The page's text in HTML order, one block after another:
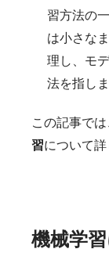
習方法の
は小さな
理し、モ
法を指し
この記事で
習について詳
機械学